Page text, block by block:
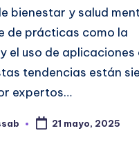
bienestar y salud
de prácticas como la
el uso de aplicaciones
tendencias están
expertos…
21 mayo, 2025